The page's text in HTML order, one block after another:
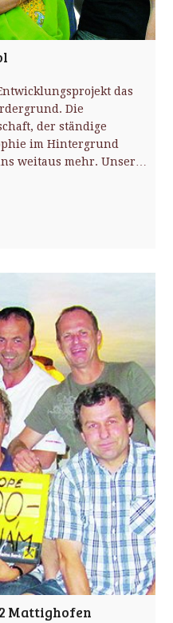
das
Die
der ständige
im Hintergrund
weitaus mehr. Unser…
Mattighofen